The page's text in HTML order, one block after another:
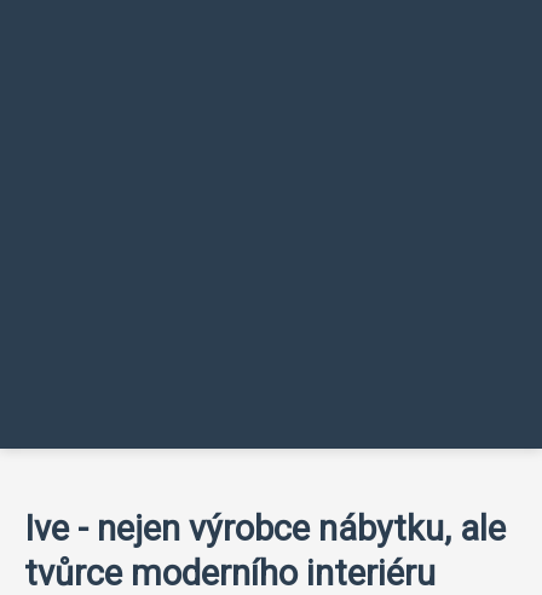
Ive - nejen výrobce nábytku, ale
tvůrce moderního interiéru